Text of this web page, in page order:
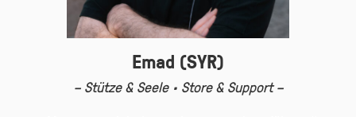
Emad (SYR)
– Stütze & Seele · Store & Support –